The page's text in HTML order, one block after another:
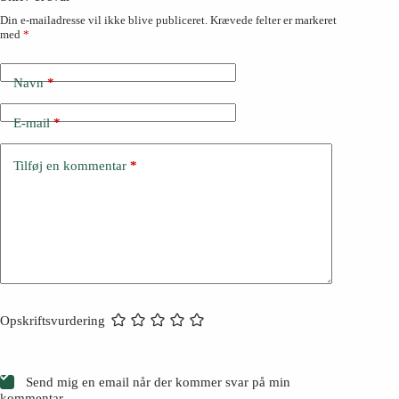
Din e-mailadresse vil ikke blive publiceret. Krævede felter er markeret
med *
Navn*
E-mail*
Tilføj en kommentar *
Opskriftsvurdering
Send mig en email når der kommer svar på min